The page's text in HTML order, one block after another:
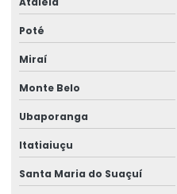
Poté
Miraí
Monte Belo
Ubaporanga
Itatiaiuçu
Santa Maria do Suaçuí